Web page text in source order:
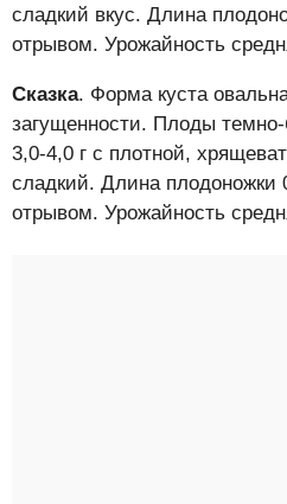
сладкий вкус. Длина
отрывом. Урожайность
Сказка. Форма куста
загущенности. Плоды
3,0-4,0 г с плотной,
сладкий. Длина плодоножки
отрывом. Урожайность